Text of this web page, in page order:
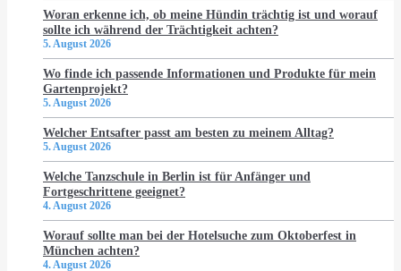
Woran erkenne ich, ob meine Hündin trächtig ist und worauf
sollte ich während der Trächtigkeit achten?
5. August 2026
Wo finde ich passende Informationen und Produkte für mein
Gartenprojekt?
5. August 2026
Welcher Entsafter passt am besten zu meinem Alltag?
5. August 2026
Welche Tanzschule in Berlin ist für Anfänger und
Fortgeschrittene geeignet?
4. August 2026
Worauf sollte man bei der Hotelsuche zum Oktoberfest in
München achten?
4. August 2026